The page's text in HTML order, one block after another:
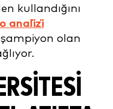
kullandığını
anali̇zi̇
olan